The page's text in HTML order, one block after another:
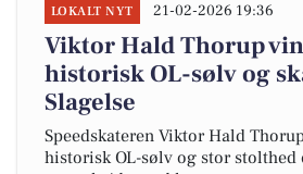
LOKALT NYT 21-02-2026 19:36
Viktor Hald Thorup
historisk OL-sølv og
Slagelse
Speedskateren Viktor Hald
historisk OL-sølv og stor stolthed